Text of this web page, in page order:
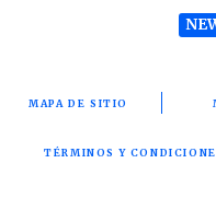
MAPA DE SITIO
TÉRMINOS Y